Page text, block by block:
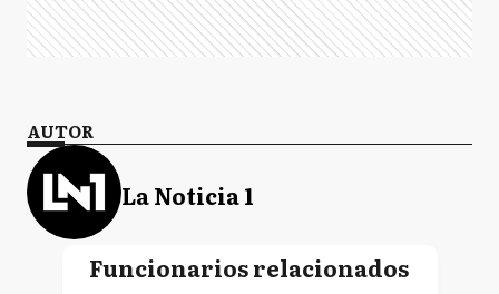
AUTOR
La Noticia 1
Funcionarios relacionados